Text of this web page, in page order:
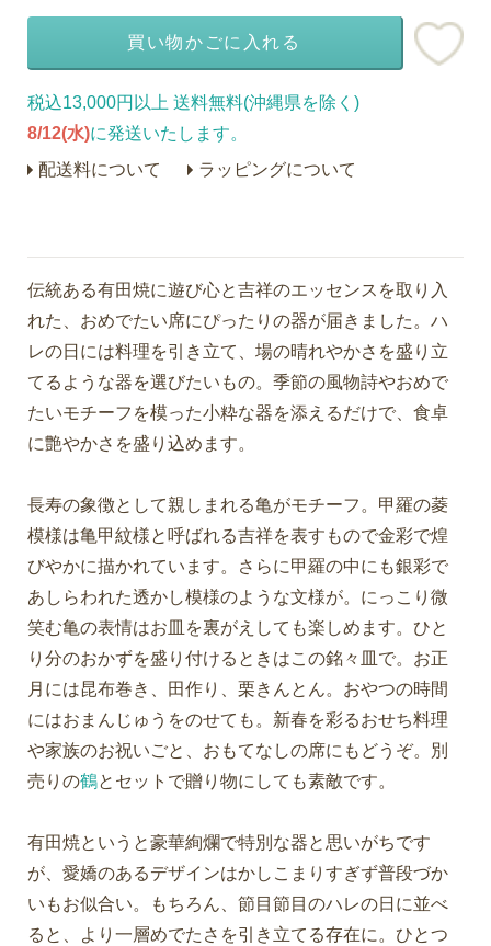
買い物かごに入れる
税込13,000円以上 送料無料(沖縄県を除く)
8/12(水)に発送いたします。
配送料について
ラッピングについて
伝統ある有田焼に遊び心と吉祥のエッセンスを取り入
れた、おめでたい席にぴったりの器が届きました。ハ
レの日には料理を引き立て、場の晴れやかさを盛り立
てるような器を選びたいもの。季節の風物詩やおめで
たいモチーフを模った小粋な器を添えるだけで、食卓
に艶やかさを盛り込めます。
長寿の象徴として親しまれる亀がモチーフ。甲羅の菱
模様は亀甲紋様と呼ばれる吉祥を表すもので金彩で煌
びやかに描かれています。さらに甲羅の中にも銀彩で
あしらわれた透かし模様のような文様が。にっこり微
笑む亀の表情はお皿を裏がえしても楽しめます。ひと
り分のおかずを盛り付けるときはこの銘々皿で。お正
月には昆布巻き、田作り、栗きんとん。おやつの時間
にはおまんじゅうをのせても。新春を彩るおせち料理
や家族のお祝いごと、おもてなしの席にもどうぞ。別
売りの鶴とセットで贈り物にしても素敵です。
有田焼というと豪華絢爛で特別な器と思いがちです
が、愛嬌のあるデザインはかしこまりすぎず普段づか
いもお似合い。もちろん、節目節目のハレの日に並べ
ると、より一層めでたさを引き立てる存在に。ひとつ